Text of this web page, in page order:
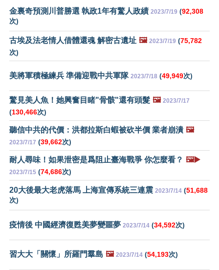
金裏奇預測川普勝選 執政1年有驚人政績 2023/7/19 (92,308
次)
古埃及法老情人借體還魂 解密古遺址 🖼️ 2023/7/19 (75,782
次)
美將軍積極練兵 準備迎戰中共軍隊 2023/7/18 (49,949次)
驚見美人魚！她興奮目睹"骨骸"還有頭髮 🖼️ 2023/7/17
(130,466次)
聽信中共的代價：洪都拉斯白蝦被砍半價 業者崩潰 🖼️
2023/7/17 (39,662次)
耐人尋味！如果泄密是爲阻止臺海戰爭 你怎麼看？ 🖼️▶️
2023/7/15 (74,686次)
20大後最大老虎落馬 上海宣傳系統三連震 2023/7/14 (51,688
次)
疫情後 中國經濟復甦美夢變噩夢 2023/7/14 (34,592次)
習大大「關懷」所羅門羣島 🖼️ 2023/7/14 (54,193次)